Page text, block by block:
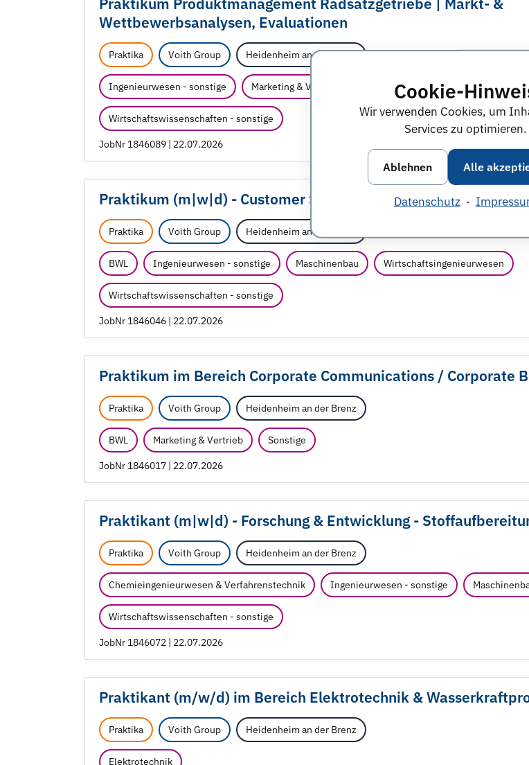
Cookie-
Wir verwenden Cookies, um
Services zu optimieren.
Ablehnen Alle
Datenschutz ·
Praktikum Produktmanagement Radsatzgetriebe | Markt- &
Wettbewerbsanalysen, Evaluationen
Praktika Voith Group Heidenheim an der Brenz
Ingenieurwesen - sonstige Marketing & Vertrieb Maschinenbau
Wirtschaftswissenschaften - sonstige
JobNr 1846089 | 22.07.2026
Praktikum (m|w|d) - Customer Service & Sales
Praktika Voith Group Heidenheim an der Brenz
BWL Ingenieurwesen - sonstige Maschinenbau Wirtschaftsingenieurwesen
Wirtschaftswissenschaften - sonstige
JobNr 1846046 | 22.07.2026
Praktikum im Bereich Corporate Communications / Corporate
Praktika Voith Group Heidenheim an der Brenz
BWL Marketing & Vertrieb Sonstige
JobNr 1846017 | 22.07.2026
Praktikant (m|w|d) - Forschung & Entwicklung -
Praktika Voith Group Heidenheim an der Brenz
Chemieingenieurwesen & Verfahrenstechnik Ingenieurwesen - sonstige
Wirtschaftswissenschaften - sonstige
JobNr 1846072 | 22.07.2026
Praktikant (m/w/d) im Bereich Elektrotechnik &
Praktika Voith Group Heidenheim an der Brenz
Elektrotechnik